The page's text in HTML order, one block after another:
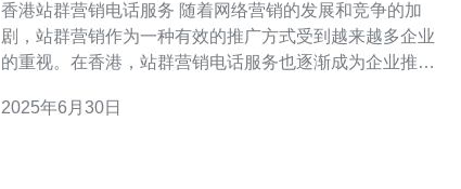
香港站群营销电话服务 随着网络营销的发展和竞争的加
剧，站群营销作为一种有效的推广方式受到越来越多企业
的重视。在香港，站群营销电话服务也逐渐成为企业推广
方式向潜在客户推广产品或服务，与传统的营销方式相
2025年6月30日